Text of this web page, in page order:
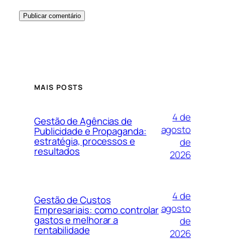
MAIS POSTS
Gestão de Agências de
Publicidade e Propaganda:
estratégia, processos e
resultados
4 de
agosto
de
2026
Gestão de Custos
Empresariais: como controlar
gastos e melhorar a
rentabilidade
4 de
agosto
de
2026